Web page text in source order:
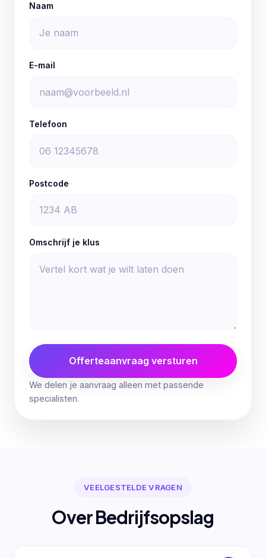
Naam
E-mail
Telefoon
Postcode
Omschrijf je klus
Offerteaanvraag versturen
We delen je aanvraag alleen met passende
specialisten.
VEELGESTELDE VRAGEN
Over Bedrijfsopslag